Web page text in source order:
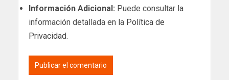
Información Adicional: Puede consultar la
información detallada en la Política de
Privacidad.